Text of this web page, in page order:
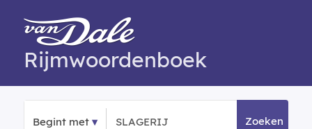
Rijmwoordenboek
Begint met Zoeken